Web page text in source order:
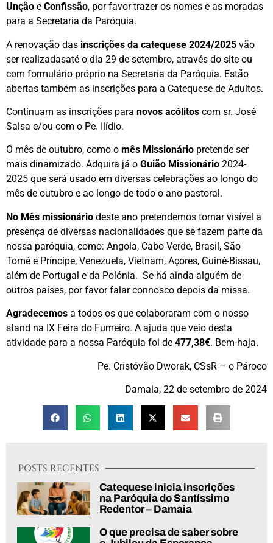
POSTS RECENTES
Catequese inicia inscrições
na Paróquia do Santíssimo
Redentor – Damaia
O que precisa de saber sobre
Unção e Confissão, por favor trazer os nomes e as moradas
para a Secretaria da Paróquia.
A renovação das inscrições da catequese 2024/2025 vão
ser realizadasaté o dia 29 de setembro, através do site ou
com formulário próprio na Secretaria da Paróquia. Estão
abertas também as inscrições para a Catequese de Adultos.
Continuam as inscrições para novos acólitos com sr. José
Salsa e/ou com o Pe. Ilídio.
O mês de outubro, como o mês Missionário pretende ser
mais dinamizado. Adquira já o Guião Missionário 2024-
2025 que será usado em diversas celebrações ao longo do
mês de outubro e ao longo de todo o ano pastoral.
No Mês missionário deste ano pretendemos tornar visível a
presença de diversas nacionalidades que se fazem parte da
nossa paróquia, como: Angola, Cabo Verde, Brasil, São
Tomé e Príncipe, Venezuela, Vietnam, Açores, Guiné-Bissau,
além de Portugal e da Polónia. Se há ainda alguém de
outros países, por favor falar connosco depois da missa.
Agradecemos a todos os que colaboraram com o nosso
stand na IX Feira do Fumeiro. A ajuda que veio desta
atividade para a nossa Paróquia foi de 477,38€. Bem-haja.
Pe. Cristóvão Dworak, CSsR – o Pároco
Damaia, 22 de setembro de 2024